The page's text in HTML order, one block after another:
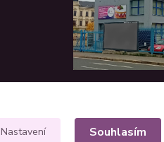
Nastavení Souhlasím